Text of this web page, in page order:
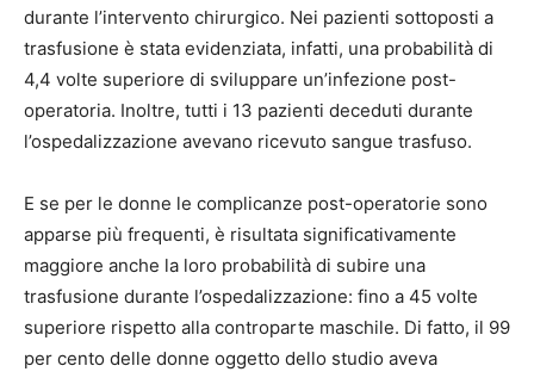
durante l’intervento chirurgico. Nei pazienti sottoposti a
trasfusione è stata evidenziata, infatti, una probabilità di
4,4 volte superiore di sviluppare un’infezione post-
operatoria. Inoltre, tutti i 13 pazienti deceduti durante
l’ospedalizzazione avevano ricevuto sangue trasfuso.
E se per le donne le complicanze post-operatorie sono
apparse più frequenti, è risultata significativamente
maggiore anche la loro probabilità di subire una
trasfusione durante l’ospedalizzazione: fino a 45 volte
superiore rispetto alla controparte maschile. Di fatto, il 99
per cento delle donne oggetto dello studio aveva